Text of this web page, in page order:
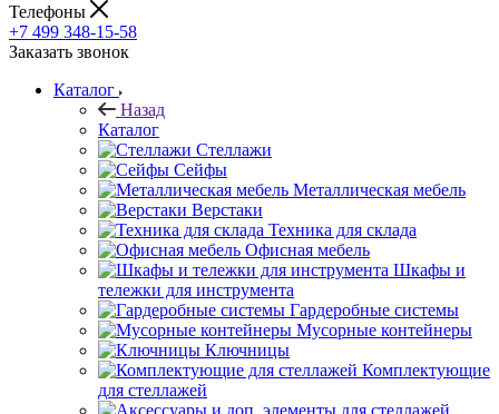
Телефоны
+7 499 348-15-58
Заказать звонок
Каталог
Назад
Каталог
Стеллажи
Сейфы
Металлическая мебель
Верстаки
Техника для склада
Офисная мебель
Шкафы и
тележки для инструмента
Гардеробные системы
Мусорные контейнеры
Ключницы
Комплектующие
для стеллажей